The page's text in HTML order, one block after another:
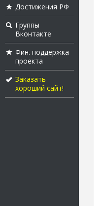
Достижения РФ
Группы
Вконтакте
Фин. поддержка
проекта
Заказать
хороший сайт!